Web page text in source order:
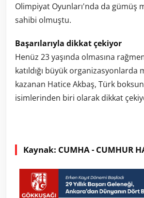
Olimpiyat Oyunları'nda da gümüş
sahibi olmuştu.
Başarılarıyla dikkat çekiyor
Henüz 23 yaşında olmasına
katıldığı büyük organizasyonlarda
kazanan Hatice Akbaş, Türk
isimlerinden biri olarak dikkat
Kaynak: CUMHA - CUMHUR